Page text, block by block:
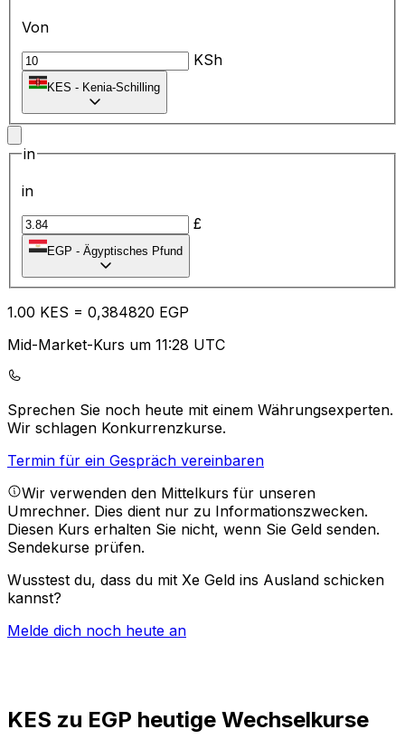
Von
KSh
KES - Kenia-Schilling
in
in
£
EGP - Ägyptisches Pfund
1.00 KES = 0,384820 EGP
Mid-Market-Kurs um 11:28 UTC
Sprechen Sie noch heute mit einem Währungsexperten.
Wir schlagen Konkurrenzkurse.
Termin für ein Gespräch vereinbaren
Wir verwenden den Mittelkurs für unseren
Umrechner. Dies dient nur zu Informationszwecken.
Diesen Kurs erhalten Sie nicht, wenn Sie Geld senden.
Sendekurse prüfen.
Wusstest du, dass du mit Xe Geld ins Ausland schicken
kannst?
Melde dich noch heute an
KES zu EGP heutige Wechselkurse